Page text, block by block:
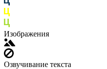
Изображения
Озвучивание текста